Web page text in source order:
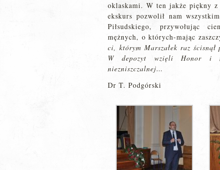
oklaskami. W ten jakże piękny
ekskurs pozwolił nam
Piłsudskiego, przywołując
mężnych, o których-mając
ci, którym Marszałek raz ścisnął
W depozyt wzięli Honor i
niezniszczalnej…
Dr T. Podgórski